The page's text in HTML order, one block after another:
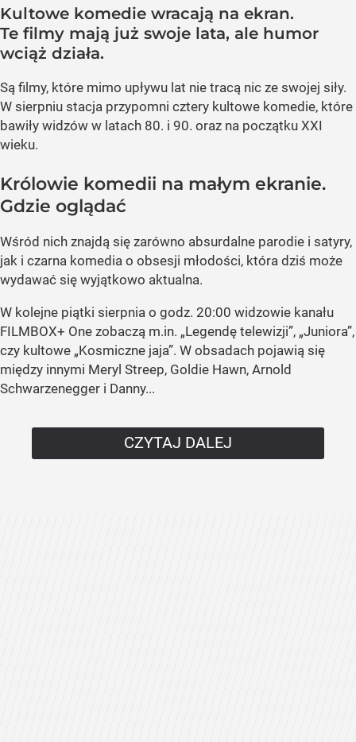
Kultowe komedie wracają na ekran.
Te filmy mają już swoje lata, ale humor
wciąż działa.
Są filmy, które mimo upływu lat nie tracą nic ze swojej siły.
W sierpniu stacja przypomni cztery kultowe komedie, które
bawiły widzów w latach 80. i 90. oraz na początku XXI
wieku.
Królowie komedii na małym ekranie.
Gdzie oglądać
Wśród nich znajdą się zarówno absurdalne parodie i satyry,
jak i czarna komedia o obsesji młodości, która dziś może
wydawać się wyjątkowo aktualna.
W kolejne piątki sierpnia o godz. 20:00 widzowie kanału
FILMBOX+ One zobaczą m.in. „Legendę telewizji”, „Juniora”,
czy kultowe „Kosmiczne jaja”. W obsadach pojawią się
między innymi Meryl Streep, Goldie Hawn, Arnold
Schwarzenegger i Danny...
CZYTAJ DALEJ